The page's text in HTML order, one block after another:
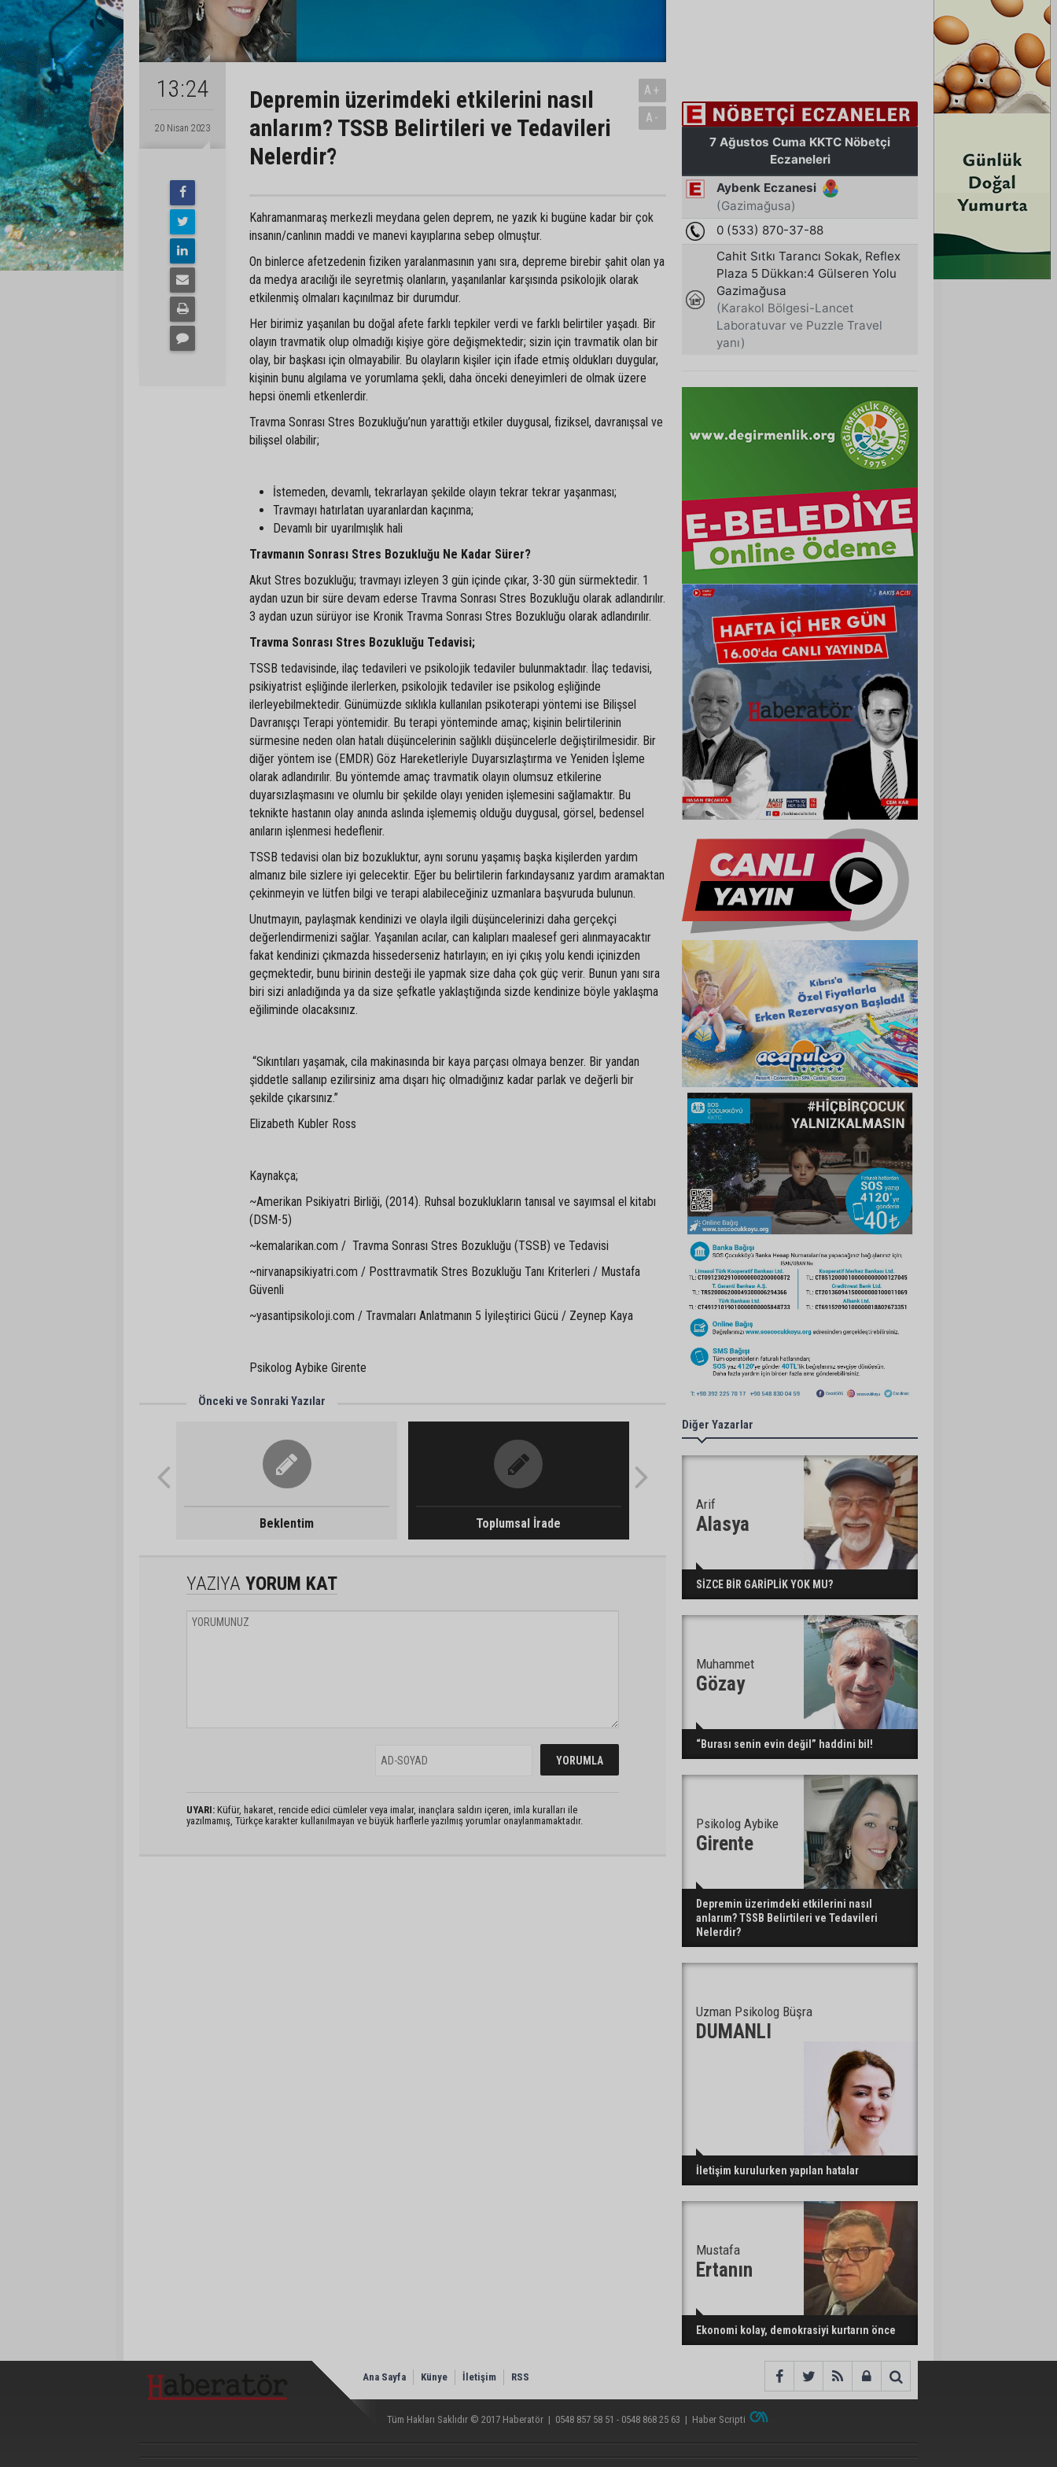
13:24
20 Nisan 2023
Depremin üzerimdeki etkilerini nasıl
anlarım? TSSB Belirtileri ve Tedavileri
Nelerdir?
A+
A-
Kahramanmaraş merkezli meydana gelen deprem, ne yazık ki bugüne kadar bir çok
insanın/canlının maddi ve manevi kayıplarına sebep olmuştur.
On binlerce afetzedenin fiziken yaralanmasının yanı sıra, depreme birebir şahit olan ya
da medya aracılığı ile seyretmiş olanların, yaşanılanlar karşısında psikolojik olarak
etkilenmiş olmaları kaçınılmaz bir durumdur.
Her birimiz yaşanılan bu doğal afete farklı tepkiler verdi ve farklı belirtiler yaşadı. Bir
olayın travmatik olup olmadığı kişiye göre değişmektedir; sizin için travmatik olan bir
olay, bir başkası için olmayabilir. Bu olayların kişiler için ifade etmiş oldukları duygular,
kişinin bunu algılama ve yorumlama şekli, daha önceki deneyimleri de olmak üzere
hepsi önemli etkenlerdir.
Travma Sonrası Stres Bozukluğu’nun yarattığı etkiler duygusal, fiziksel, davranışsal ve
bilişsel olabilir;
İstemeden, devamlı, tekrarlayan şekilde olayın tekrar tekrar yaşanması;
Travmayı hatırlatan uyaranlardan kaçınma;
Devamlı bir uyarılmışlık hali
Travmanın Sonrası Stres Bozukluğu Ne Kadar Sürer?
Akut Stres bozukluğu; travmayı izleyen 3 gün içinde çıkar, 3-30 gün sürmektedir. 1
aydan uzun bir süre devam ederse Travma Sonrası Stres Bozukluğu olarak adlandırılır.
3 aydan uzun sürüyor ise Kronik Travma Sonrası Stres Bozukluğu olarak adlandırılır.
Travma Sonrası Stres Bozukluğu Tedavisi;
TSSB tedavisinde, ilaç tedavileri ve psikolojik tedaviler bulunmaktadır. İlaç tedavisi,
psikiyatrist eşliğinde ilerlerken, psikolojik tedaviler ise psikolog eşliğinde
ilerleyebilmektedir. Günümüzde sıklıkla kullanılan psikoterapi yöntemi ise Bilişsel
Davranışçı Terapi yöntemidir. Bu terapi yönteminde amaç; kişinin belirtilerinin
sürmesine neden olan hatalı düşüncelerinin sağlıklı düşüncelerle değiştirilmesidir. Bir
diğer yöntem ise (EMDR) Göz Hareketleriyle Duyarsızlaştırma ve Yeniden İşleme
olarak adlandırılır. Bu yöntemde amaç travmatik olayın olumsuz etkilerine
duyarsızlaşmasını ve olumlu bir şekilde olayı yeniden işlemesini sağlamaktır. Bu
teknikte hastanın olay anında aslında işlememiş olduğu duygusal, görsel, bedensel
anıların işlenmesi hedeflenir.
TSSB tedavisi olan biz bozukluktur, aynı sorunu yaşamış başka kişilerden yardım
almanız bile sizlere iyi gelecektir. Eğer bu belirtilerin farkındaysanız yardım aramaktan
çekinmeyin ve lütfen bilgi ve terapi alabileceğiniz uzmanlara başvuruda bulunun.
Unutmayın, paylaşmak kendinizi ve olayla ilgili düşüncelerinizi daha gerçekçi
değerlendirmenizi sağlar. Yaşanılan acılar, can kalıpları maalesef geri alınmayacaktır
fakat kendinizi çıkmazda hissederseniz hatırlayın; en iyi çıkış yolu kendi içinizden
geçmektedir, bunu birinin desteği ile yapmak size daha çok güç verir. Bunun yanı sıra
biri sizi anladığında ya da size şefkatle yaklaştığında sizde kendinize böyle yaklaşma
eğiliminde olacaksınız.
“Sıkıntıları yaşamak, cila makinasında bir kaya parçası olmaya benzer. Bir yandan
şiddetle sallanıp ezilirsiniz ama dışarı hiç olmadığınız kadar parlak ve değerli bir
şekilde çıkarsınız.”
Elizabeth Kubler Ross
Kaynakça;
~Amerikan Psikiyatri Birliği, (2014). Ruhsal bozuklukların tanısal ve sayımsal el kitabı
(DSM-5)
~kemalarikan.com / Travma Sonrası Stres Bozukluğu (TSSB) ve Tedavisi
~nirvanapsikiyatri.com / Posttravmatik Stres Bozukluğu Tanı Kriterleri / Mustafa
Güvenli
~yasantipsikoloji.com / Travmaları Anlatmanın 5 İyileştirici Gücü / Zeynep Kaya
Psikolog Aybike Girente
Önceki ve Sonraki Yazılar
Beklentim Toplumsal İrade
YAZIYA YORUM KAT
UYARI: Küfür, hakaret, rencide edici cümleler veya imalar, inançlara saldırı içeren, imla kuralları ile
yazılmamış, Türkçe karakter kullanılmayan ve büyük harflerle yazılmış yorumlar onaylanmamaktadır.
Diğer Yazarlar
Arif
Alasya
SİZCE BİR GARİPLİK YOK MU?
Muhammet
Gözay
“Burası senin evin değil” haddini bil!
Psikolog Aybike
Girente
Depremin üzerimdeki etkilerini nasıl
anlarım? TSSB Belirtileri ve Tedavileri
Nelerdir?
Uzman Psikolog Büşra
DUMANLI
İletişim kurulurken yapılan hatalar
Mustafa
Ertanın
Ekonomi kolay, demokrasiyi kurtarın önce
Ana Sayfa Künye İletişim RSS
Tüm Hakları Saklıdır © 2017 Haberatör | 0548 857 58 51 - 0548 868 25 63 | Haber Scripti